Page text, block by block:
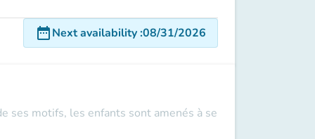
date_rangeNext availability:08/31/2026
ses motifs, les enfants sont amenés à se